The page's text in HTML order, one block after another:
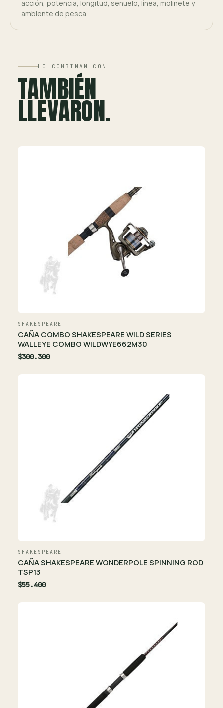
acción, potencia, longitud, señuelo, línea, molinete y
ambiente de pesca.
LO COMBINAN CON
TAMBIÉN
LLEVARON.
SHAKESPEARE
CAÑA COMBO SHAKESPEARE WILD SERIES
WALLEYE COMBO WILDWYE662M30
$300.300
SHAKESPEARE
CAÑA SHAKESPEARE WONDERPOLE SPINNING ROD
TSP13
$55.400